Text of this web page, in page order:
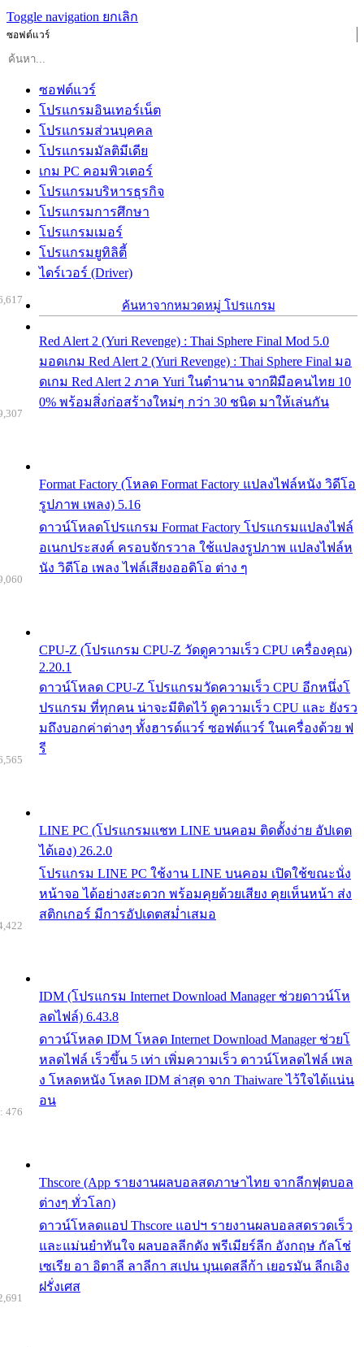
Toggle navigation ยกเลิก
ซอฟต์แวร์
ซอฟต์แวร์
โปรแกรมอินเทอร์เน็ต
โปรแกรมส่วนบุคคล
โปรแกรมมัลติมีเดีย
เกม PC คอมพิวเตอร์
โปรแกรมบริหารธุรกิจ
โปรแกรมการศึกษา
โปรแกรมเมอร์
โปรแกรมยูทิลิตี้
ไดร์เวอร์ (Driver)
ค้นหาจากหมวดหมู่ โปรแกรม
Red Alert 2 (Yuri Revenge) : Thai Sphere Final Mod 5.0
มอดเกม Red Alert 2 (Yuri Revenge) : Thai Sphere Final มอ
ดเกม Red Alert 2 ภาค Yuri ในตำนาน จากฝีมือคนไทย 10
0% พร้อมสิ่งก่อสร้างใหม่ๆ กว่า 30 ชนิด มาให้เล่นกัน
Format Factory (โหลด Format Factory แปลงไฟล์หนัง วิดีโอ
รูปภาพ เพลง) 5.16
ดาวน์โหลดโปรแกรม Format Factory โปรแกรมแปลงไฟล์
อเนกประสงค์ ครอบจักรวาล ใช้แปลงรูปภาพ แปลงไฟล์ห
นัง วิดีโอ เพลง ไฟล์เสียงออดิโอ ต่าง ๆ
CPU-Z (โปรแกรม CPU-Z วัดดูความเร็ว CPU เครื่องคุณ)
2.20.1
ดาวน์โหลด CPU-Z โปรแกรมวัดความเร็ว CPU อีกหนึ่งโ
ปรแกรม ที่ทุกคน น่าจะมีติดไว้ ดูความเร็ว CPU และ ยังรว
มถึงบอกค่าต่างๆ ทั้งฮารด์แวร์ ซอฟต์แวร์ ในเครื่องด้วย ฟ
รี
LINE PC (โปรแกรมแชท LINE บนคอม ติดตั้งง่าย อัปเดต
ได้เอง) 26.2.0
โปรแกรม LINE PC ใช้งาน LINE บนคอม เปิดใช้ขณะนั่ง
หน้าจอ ได้อย่างสะดวก พร้อมคุยด้วยเสียง คุยเห็นหน้า ส่ง
สติกเกอร์ มีการอัปเดตสม่ำเสมอ
IDM (โปรแกรม Internet Download Manager ช่วยดาวน์โห
ลดไฟล์) 6.43.8
ดาวน์โหลด IDM โหลด Internet Download Manager ช่วยโ
หลดไฟล์ เร็วขึ้น 5 เท่า เพิ่มความเร็ว ดาวน์โหลดไฟล์ เพล
ง โหลดหนัง โหลด IDM ล่าสุด จาก Thaiware ไว้ใจได้แน่น
อน
Thscore (App รายงานผลบอลสดภาษาไทย จากลีกฟุตบอล
ต่างๆ ทั่วโลก)
ดาวน์โหลดแอป Thscore แอปฯ รายงานผลบอลสดรวดเร็ว
และแม่นยำทันใจ ผลบอลลีกดัง พรีเมียร์ลีก อังกฤษ กัลโช่
เซเรีย อา อิตาลี ลาลีกา สเปน บุนเดสลีก้า เยอรมัน ลีกเอิง
ฝรั่งเศส
476